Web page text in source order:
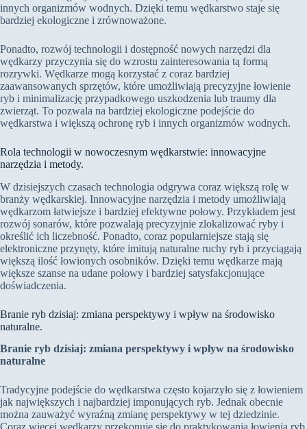
innych organizmów wodnych. Dzięki temu wędkarstwo staje się
bardziej ekologiczne i zrównoważone.
Ponadto, rozwój technologii i dostępność nowych narzędzi dla
wędkarzy przyczynia się do wzrostu zainteresowania tą formą
rozrywki. Wędkarze mogą korzystać z coraz bardziej
zaawansowanych sprzętów, które umożliwiają precyzyjne łowienie
ryb i minimalizację przypadkowego uszkodzenia lub traumy dla
zwierząt. To pozwala na bardziej ekologiczne podejście do
wędkarstwa i większą ochronę ryb i innych organizmów wodnych.
Rola technologii w nowoczesnym wędkarstwie: innowacyjne
narzędzia i metody.
W dzisiejszych czasach technologia odgrywa coraz większą rolę w
branży wędkarskiej. Innowacyjne narzędzia i metody umożliwiają
wędkarzom łatwiejsze i bardziej efektywne połowy. Przykładem jest
rozwój sonarów, które pozwalają precyzyjnie zlokalizować ryby i
określić ich liczebność. Ponadto, coraz popularniejsze stają się
elektroniczne przynęty, które imitują naturalne ruchy ryb i przyciągają
większą ilość łowionych osobników. Dzięki temu wędkarze mają
większe szanse na udane połowy i bardziej satysfakcjonujące
doświadczenia.
Branie ryb dzisiaj: zmiana perspektywy i wpływ na środowisko
naturalne.
Branie ryb dzisiaj: zmiana perspektywy i wpływ na środowisko
naturalne
Tradycyjne podejście do wędkarstwa często kojarzyło się z łowieniem
jak największych i najbardziej imponujących ryb. Jednak obecnie
można zauważyć wyraźną zmianę perspektywy w tej dziedzinie.